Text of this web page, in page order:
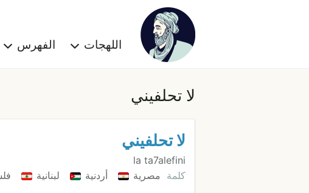
اللهجات الفهرس
لا تحلفيني
لا تحلفيني
la ta7alefini
كلمة مصرية أردنية لبنانية